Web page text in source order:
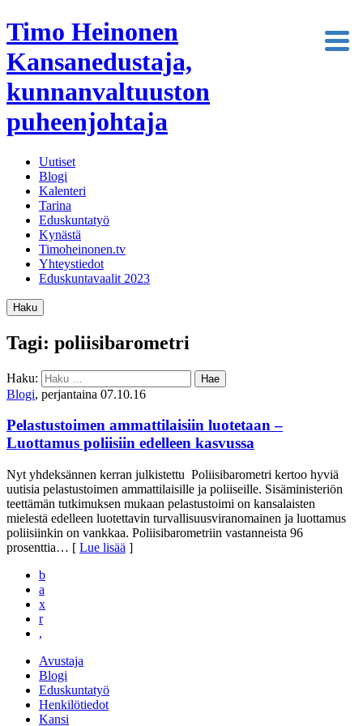
Timo Heinonen
Kansanedustaja,
kunnanvaltuuston
puheenjohtaja
Uutiset
Blogi
Kalenteri
Tarina
Eduskuntatyö
Kynästä
Timoheinonen.tv
Yhteystiedot
Eduskuntavaalit 2023
Haku
Tagi: poliisibarometri
Haku:
Blogi, perjantaina 07.10.16
Pelastustoimen ammattilaisiin luotetaan –
Luottamus poliisiin edelleen kasvussa
Nyt yhdeksännen kerran julkistettu Poliisibarometri kertoo hyviä
uutisia pelastustoimen ammattilaisille ja poliiseille. Sisäministeriön
teettämän tutkimuksen mukaan pelastustoimi on kansalaisten
mielestä edelleen luotettavin turvallisuusviranomainen ja luottamus
poliisiinkin on vankkaa. Poliisibarometriin vastanneista 96
prosenttia… [ Lue lisää ]
b
a
x
r
,
Avustaja
Blogi
Eduskuntatyö
Henkilötiedot
Kansi